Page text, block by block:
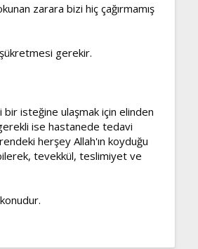
zarara bizi hiç çağırmamış
şükretmesi gerekir.
bir isteğine ulaşmak için elinden
ise hastanede tedavi
herşey Allah'ın koyduğu
tevekkül, teslimiyet ve